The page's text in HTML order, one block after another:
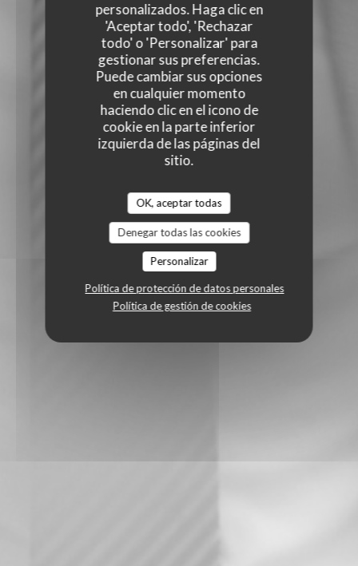
personalizados. Haga clic en
'Aceptar todo', 'Rechazar
todo' o 'Personalizar' para
gestionar sus preferencias.
Puede cambiar sus opciones
en cualquier momento
haciendo clic en el icono de
cookie en la parte inferior
izquierda de las páginas del
sitio.
OK, aceptar todas
Denegar todas las cookies
Personalizar
Política de protección de datos personales
Política de gestión de cookies